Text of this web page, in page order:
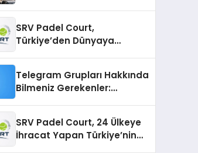
SRV Padel Court,
Türkiye’den Dünyaya
Telegram Grupları Hakkında
Bilmeniz Gerekenler:
SRV Padel Court, 24 Ülkeye
İhracat Yapan Türkiye’nin